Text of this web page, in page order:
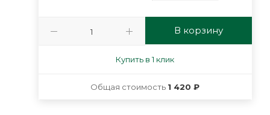
В корзину
Купить в 1 клик
Общая стоимость 1 420 ₽